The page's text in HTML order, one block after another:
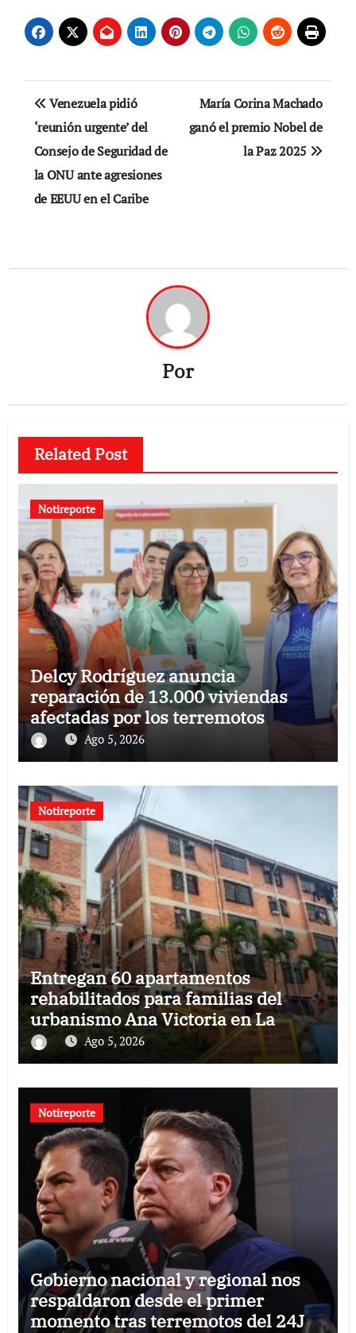
Navegación
de
entradas
Venezuela pidió
‘reunión urgente’ del
Consejo de Seguridad de
la ONU ante agresiones
de EEUU en el Caribe
María Corina Machado
ganó el premio Nobel de
la Paz 2025
Por
Related Post
Notireporte
Delcy Rodríguez anuncia
reparación de 13.000 viviendas
afectadas por los terremotos
Ago 5, 2026
Notireporte
Entregan 60 apartamentos
rehabilitados para familias del
urbanismo Ana Victoria en La
GuairaAgo 5, 2026
Notireporte
Gobierno nacional y regional nos
respaldaron desde el primer
momento tras terremotos del 24J